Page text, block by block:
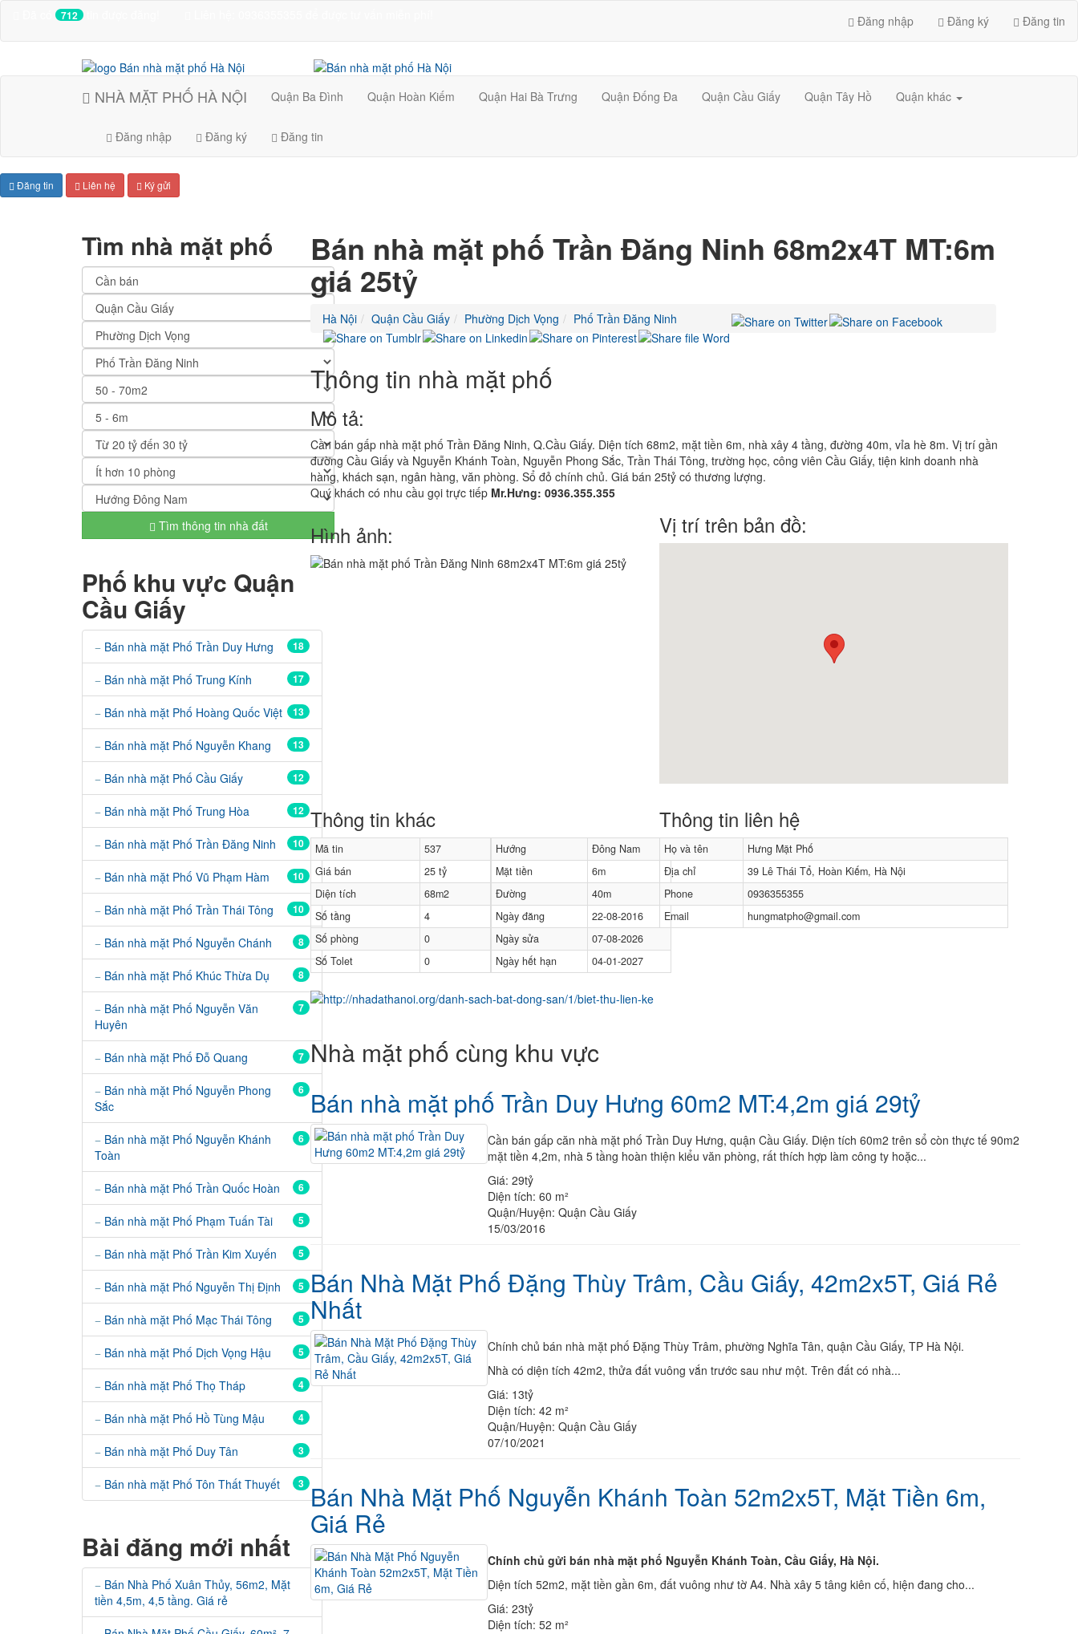
712 Đăng nhập Đăng ký Đăng tin
NHÀ MẶT PHỐ HÀ NỘI Quận Ba Đình Quận Hoàn Kiếm Quận Hai Bà Trưng Quận Đống Đa Quận Cầu Giấy Quận Tây Hồ Quận khác
Đăng nhập Đăng ký Đăng tin
Đăng tin Liên hệ Ký gửi
Tìm nhà mặt phố
Tìm thông tin nhà đất
Phố khu vực Quận
Cầu Giấy
18
Bán nhà mặt Phố Trần Duy Hưng
17
Bán nhà mặt Phố Trung Kính
13
Bán nhà mặt Phố Hoàng Quốc Việt
13
Bán nhà mặt Phố Nguyễn Khang
12
Bán nhà mặt Phố Cầu Giấy
12
Bán nhà mặt Phố Trung Hòa
10
Bán nhà mặt Phố Trần Đăng Ninh
10
Bán nhà mặt Phố Vũ Phạm Hàm
10
Bán nhà mặt Phố Trần Thái Tông
8
Bán nhà mặt Phố Nguyễn Chánh
8
Bán nhà mặt Phố Khúc Thừa Dụ
7
Bán nhà mặt Phố Nguyễn Văn
Huyên
7
Bán nhà mặt Phố Đỗ Quang
6
Bán nhà mặt Phố Nguyễn Phong
Sắc
6
Bán nhà mặt Phố Nguyễn Khánh
Toàn
6
Bán nhà mặt Phố Trần Quốc Hoàn
5
Bán nhà mặt Phố Phạm Tuấn Tài
5
Bán nhà mặt Phố Trần Kim Xuyến
5
Bán nhà mặt Phố Nguyễn Thị Định
5
Bán nhà mặt Phố Mạc Thái Tông
5
Bán nhà mặt Phố Dịch Vọng Hậu
4
Bán nhà mặt Phố Thọ Tháp
4
Bán nhà mặt Phố Hồ Tùng Mậu
3
Bán nhà mặt Phố Duy Tân
3
Bán nhà mặt Phố Tôn Thất Thuyết
Bài đăng mới nhất
Bán Nhà Phố Xuân Thủy, 56m2, Mặt
tiền 4,5m, 4,5 tầng. Giá rẻ
Bán nhà mặt phố Trần Đăng Ninh 68m2x4T MT:6m
giá 25tỷ
Hà Nội Quận Cầu Giấy Phường Dịch Vọng Phố Trần Đăng Ninh
Thông tin nhà mặt phố
Mô tả:
Cần bán gấp nhà mặt phố Trần Đăng Ninh, Q.Cầu Giấy. Diện tích 68m2, mặt tiền 6m, nhà xây 4 tầng, đường 40m, vỉa hè 8m. Vị trí gần
đường Cầu Giấy và Nguyễn Khánh Toàn, Nguyễn Phong Sắc, Trần Thái Tông, trường học, công viên Cầu Giấy, tiện kinh doanh nhà
hàng, khách sạn, ngân hàng, văn phòng. Sổ đỏ chính chủ. Giá bán 25tỷ có thương lượng.
Quý khách có nhu cầu gọi trực tiếp Mr.Hưng: 0936.355.355
Hình ảnh: Vị trí trên bản đồ:
Thông tin khác
Mã tin
537
Giá bán
25 tỷ
Diện tích
68m2
Số tầng
4
Số phòng
0
Số Tolet
0
Hướng
Đông Nam
Mặt tiền
6m
Đường
40m
Ngày đăng
22-08-2016
Ngày sửa
07-08-2026
Ngày hết hạn
04-01-2027
Thông tin liên hệ
Họ và tên
Hưng Mặt Phố
Địa chỉ
39 Lê Thái Tổ, Hoàn Kiếm, Hà Nội
Phone
0936355355
Email
hungmatpho@gmail.com
Nhà mặt phố cùng khu vực
Bán nhà mặt phố Trần Duy Hưng 60m2 MT:4,2m giá 29tỷ
Cần bán gấp căn nhà mặt phố Trần Duy Hưng, quận Cầu Giấy. Diện tích 60m2 trên sổ còn thực tế 90m2
mặt tiền 4,2m, nhà 5 tầng hoàn thiện kiểu văn phòng, rất thích hợp làm công ty hoặc...
Giá:29tỷ
Diện tích:60 m²
Quận/Huyện:Quận Cầu Giấy
15/03/2016
Bán Nhà Mặt Phố Đặng Thùy Trâm, Cầu Giấy, 42m2x5T, Giá Rẻ
Nhất
Chính chủ bán nhà mặt phố Đặng Thùy Trâm, phường Nghĩa Tân, quận Cầu Giấy, TP Hà Nội.
Nhà có diện tích 42m2, thửa đất vuông vắn trước sau như một. Trên đất có nhà...
Giá: 13tỷ
Diện tích:42 m²
Quận/Huyện:Quận Cầu Giấy
07/10/2021
Bán Nhà Mặt Phố Nguyễn Khánh Toàn 52m2x5T, Mặt Tiền 6m,
Giá Rẻ
Chính chủ gửi bán nhà mặt phố Nguyễn Khánh Toàn, Cầu Giấy, Hà Nội.
Diện tích 52m2, mặt tiền gần 6m, đất vuông như tờ A4. Nhà xây 5 tâng kiên cố, hiện đang cho...
Giá:23tỷ
Diện tích:52 m²